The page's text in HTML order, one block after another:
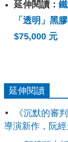
延伸閱讀：
「透明」黑
$75,000 元
延伸閱讀
《沉默的審
導演新作，阮